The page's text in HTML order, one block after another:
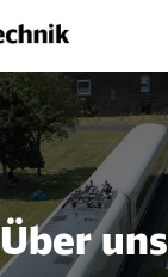
Über uns